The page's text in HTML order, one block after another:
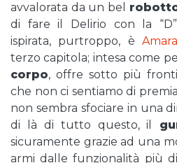
avvalorata da un bel
di fare il Delirio con la
ispirata, purtroppo, è Amara
terzo capitola; intesa come
corpo, offre sotto più
che non ci sentiamo di
non sembra sfociare in una
di là di tutto questo, il
sicuramente grazie ad una
armi dalle funzionalità più